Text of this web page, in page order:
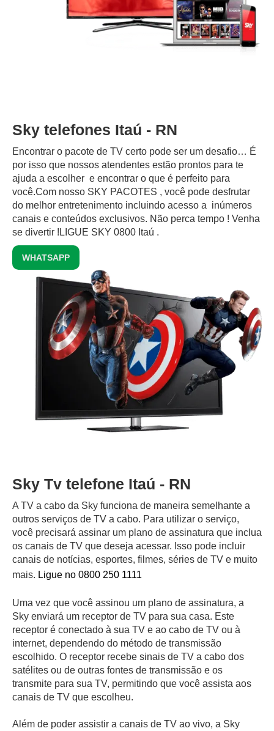
Sky telefones Itaú - RN
Encontrar o pacote de TV certo pode ser um desafio… É
por isso que nossos atendentes estão prontos para te
ajuda a escolher e encontrar o que é perfeito para
você.Com nosso SKY PACOTES , você pode desfrutar
do melhor entretenimento incluindo acesso a inúmeros
canais e conteúdos exclusivos.‍ Não perca tempo ! Venha
se divertir !LIGUE SKY 0800 Itaú .
WHATSAPP
Sky Tv telefone Itaú - RN
A TV a cabo da Sky funciona de maneira semelhante a
outros serviços de TV a cabo. Para utilizar o serviço,
você precisará assinar um plano de assinatura que inclua
os canais de TV que deseja acessar. Isso pode incluir
canais de notícias, esportes, filmes, séries de TV e muito
mais. Ligue no 0800 250 1111
Uma vez que você assinou um plano de assinatura, a
Sky enviará um receptor de TV para sua casa. Este
receptor é conectado à sua TV e ao cabo de TV ou à
internet, dependendo do método de transmissão
escolhido. O receptor recebe sinais de TV a cabo dos
satélites ou de outras fontes de transmissão e os
transmite para sua TV, permitindo que você assista aos
canais de TV que escolheu.
Além de poder assistir a canais de TV ao vivo, a Sky